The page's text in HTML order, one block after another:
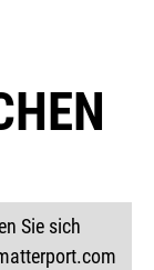
Sie sich